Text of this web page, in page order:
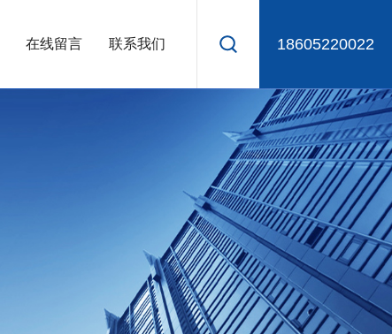
18605220022
在线留言 联系我们